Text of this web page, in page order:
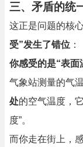
三、矛盾的统
这正是问题的
受”发生了错位 ：
你感受的是“表面
气象站测量的气
处的空气温度，
度”。
而你走在街上，